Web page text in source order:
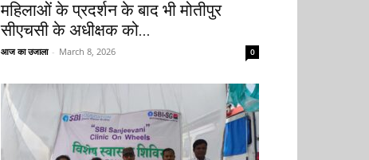
महिलाओं के प्रदर्शन के बाद भी मोतीपुर
सीएचसी के अधीक्षक को...
आज का उजाला - March 8, 2026 0